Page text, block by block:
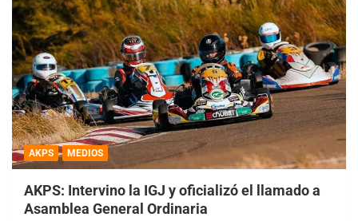
AKPS MEDIOS
AKPS: Intervino la IGJ y oficializó el llamado a
Asamblea General Ordinaria